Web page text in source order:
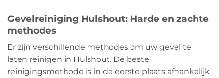
Gevelreiniging Hulshout: Harde en zachte
methodes
Er zijn verschillende methodes om uw gevel te
laten reinigen in Hulshout. De beste
reinigingsmethode is in de eerste plaats afhankelijk